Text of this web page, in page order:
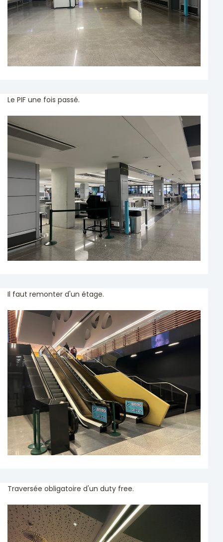
Le PIF une fois passé.
Il faut remonter d'un étage.
Traversée obligatoire d'un duty free.